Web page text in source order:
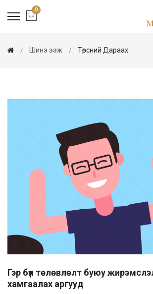
0
Шинэ ээж Төрсний Дараах
Гэр бүл төлөвлөлт буюу
хамгаалах аргууд